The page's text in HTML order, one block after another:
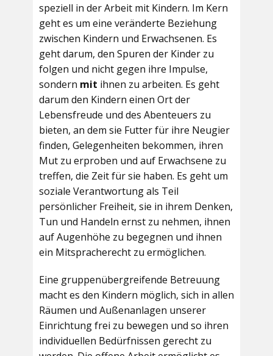
speziell in der Arbeit mit Kindern. Im Kern
geht es um eine veränderte Beziehung
zwischen Kindern und Erwachsenen. Es
geht darum, den Spuren der Kinder zu
folgen und nicht gegen ihre Impulse,
sondern mit ihnen zu arbeiten. Es geht
darum den Kindern einen Ort der
Lebensfreude und des Abenteuers zu
bieten, an dem sie Futter für ihre Neugier
finden, Gelegenheiten bekommen, ihren
Mut zu erproben und auf Erwachsene zu
treffen, die Zeit für sie haben. Es geht um
soziale Verantwortung als Teil
persönlicher Freiheit, sie in ihrem Denken,
Tun und Handeln ernst zu nehmen, ihnen
auf Augenhöhe zu begegnen und ihnen
ein Mitspracherecht zu ermöglichen.
Eine gruppenübergreifende Betreuung
macht es den Kindern möglich, sich in allen
Räumen und Außenanlagen unserer
Einrichtung frei zu bewegen und so ihren
individuellen Bedürfnissen gerecht zu